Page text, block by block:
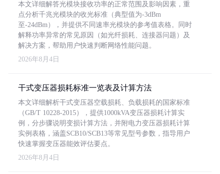
本文详细解答光模块接收功率的正常范围及影响因素，重
点分析千兆光模块的收光标准（典型值为-3dBm
至-24dBm），并提供不同速率光模块的参考值表格。同时
解释功率异常的常见原因（如光纤损耗、连接器问题）及
解决方案，帮助用户快速判断网络性能问题。
2026年8月4日
干式变压器损耗标准一览表及计算方法
本文详细解析干式变压器空载损耗、负载损耗的国家标准
（GB/T 10228-2015），提供1000kVA变压器损耗计算实
例，分步骤说明变损计算方法，并附电力变压器损耗计算
实例表格，涵盖SCB10/SCB13等常见型号参数，指导用户
快速掌握变压器能效评估要点。
2026年8月4日